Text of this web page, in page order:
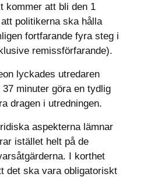
kommer att bli den 1
politikerna ska hålla
fortfarande fyra steg i
remissförfarande).
lyckades utredaren
minuter göra en tydlig
dragen i utredningen.
aspekterna lämnar
istället helt på de
I korthet
det ska vara obligatoriskt